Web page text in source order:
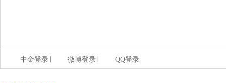
中金登录 微博登录 QQ登录